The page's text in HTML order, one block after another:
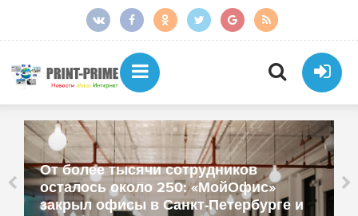
От более тысячи сотрудников
осталось около 250: «МойОфис»
закрыл офисы в Санкт-Петербурге и